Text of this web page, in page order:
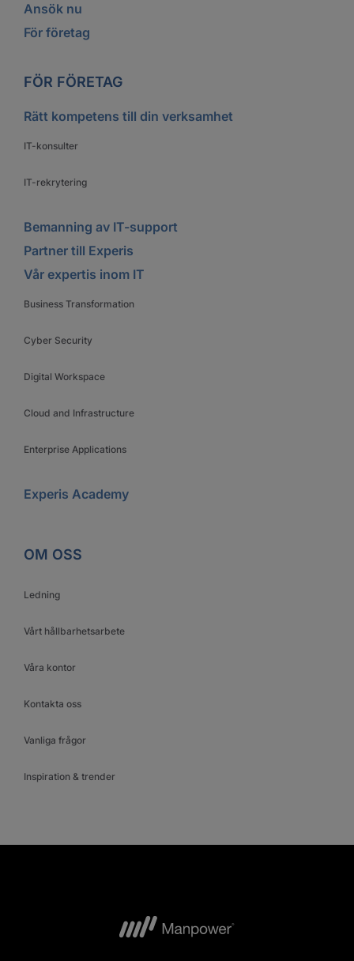
Ansök nu
För företag
FÖR FÖRETAG
Rätt kompetens till din verksamhet
IT-konsulter
IT-rekrytering
Bemanning av IT-support
Partner till Experis
Vår expertis inom IT
Business Transformation
Cyber Security
Digital Workspace
Cloud and Infrastructure
Enterprise Applications
Experis Academy
OM OSS
Ledning
Vårt hållbarhetsarbete
Våra kontor
Kontakta oss
Vanliga frågor
Inspiration & trender